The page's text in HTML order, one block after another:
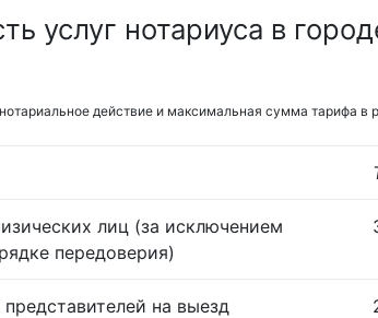
услуг нотариуса в
действие и максимальная сумма тарифа в
лиц (за исключением
передоверия)
на выезд